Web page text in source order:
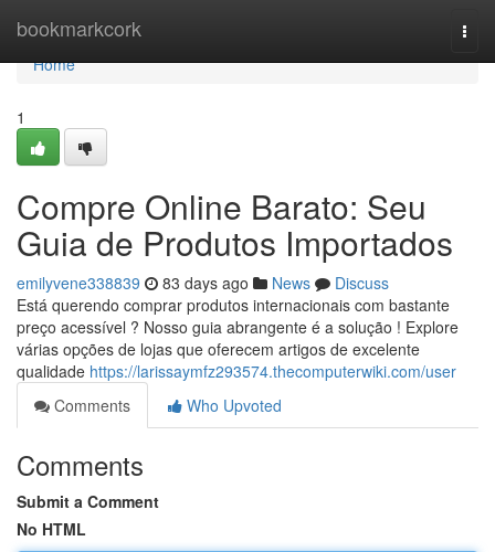
bookmarkcork
Home
Home
1
Compre Online Barato: Seu
Guia de Produtos Importados
emilyvene338839 83 days ago News
Discuss
Está querendo comprar produtos internacionais com bastante
preço acessível ? Nosso guia abrangente é a solução ! Explore
várias opções de lojas que oferecem artigos de excelente
qualidade https://larissaymfz293574.thecomputerwiki.com/user
Comments
Who Upvoted
Comments
Submit a Comment
No HTML